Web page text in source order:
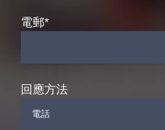
電郵*
回應方法